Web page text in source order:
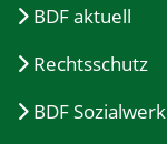
BDF aktuell
Rechtsschutz
BDF Sozialwerk